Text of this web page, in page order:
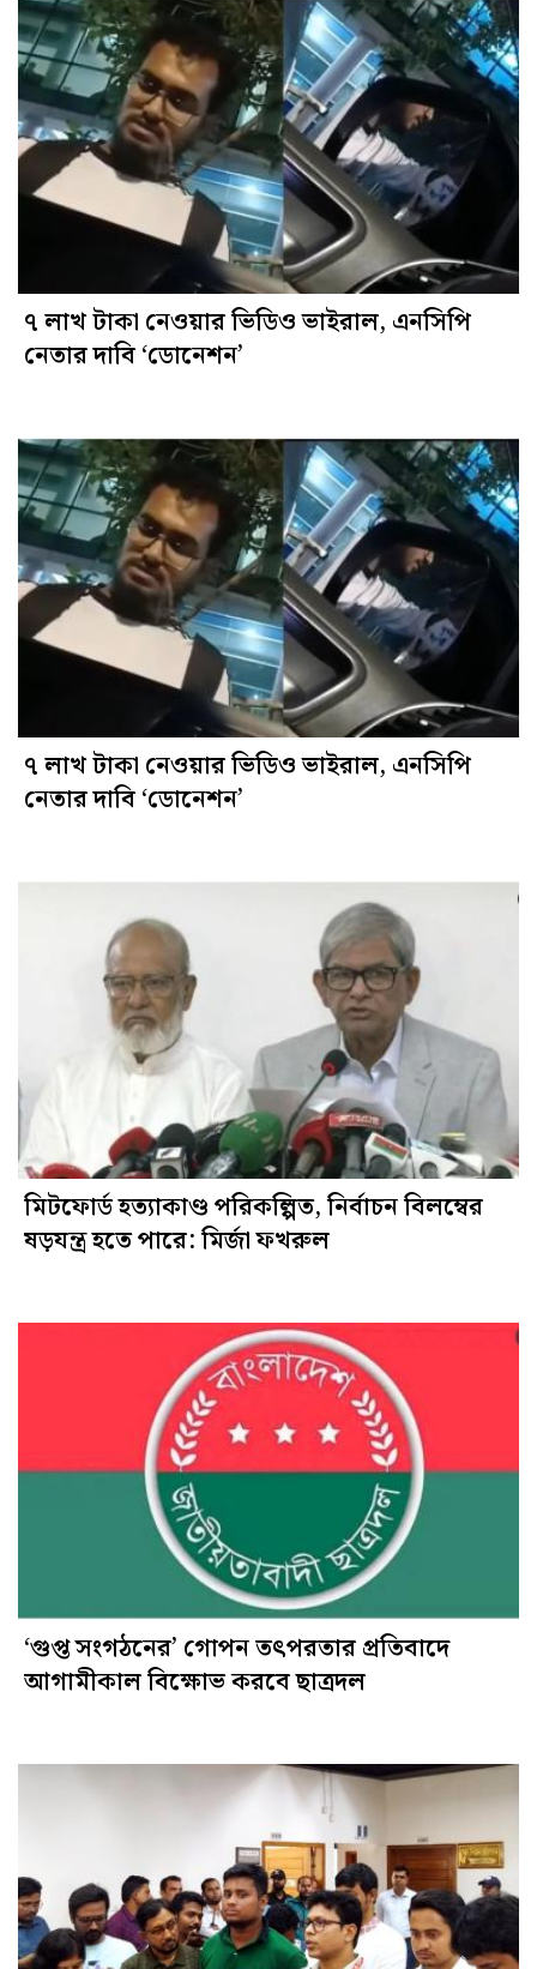
৭ লাখ টাকা নেওয়ার ভিডিও ভাইরাল, এনসিপি
নেতার দাবি ‘ডোনেশন’
৭ লাখ টাকা নেওয়ার ভিডিও ভাইরাল, এনসিপি
নেতার দাবি ‘ডোনেশন’
মিটফোর্ড হত্যাকাণ্ড পরিকল্পিত, নির্বাচন বিলম্বের
ষড়যন্ত্র হতে পারে: মির্জা ফখরুল
‘গুপ্ত সংগঠনের’ গোপন তৎপরতার প্রতিবাদে
আগামীকাল বিক্ষোভ করবে ছাত্রদল